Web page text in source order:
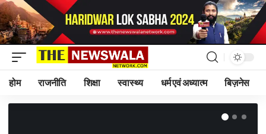
होम राजनीति शिक्षा स्वास्थ्य धर्म एवं अध्यात्म बिज़नेस